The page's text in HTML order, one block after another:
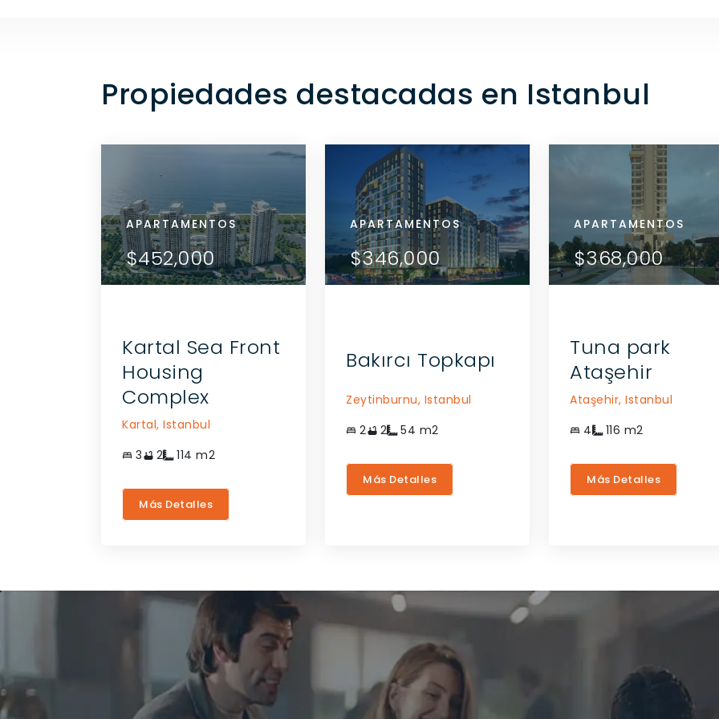
Propiedades destacadas en Istanbul
APARTAMENTOS
$452,000
APARTAMENTOS
$452,000
APARTAMENTOS
$452,000
Kartal Sea Front
Housing
Complex
Kartal, Istanbul
3
2 114 m2
Más Detalles
VER DETALLES
CONTACTE AL
AGENTE
APARTAMENTOS
$346,000
APARTAMENTOS
$346,000
Bakırcı Topkapı
Zeytinburnu, Istanbul
2
2 54 m2
Más Detalles
VER DETALLES
CONTACTE AL
AGENTE
APARTAMENTOS
$368,000
Tuna park
Ataşehir
Ataşehir, Istanbul
4
116 m2
Más Detalles
VER DETALLES
CONTACTE AL
AGENTE